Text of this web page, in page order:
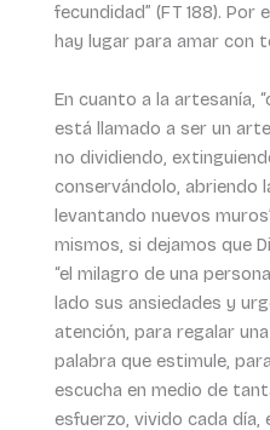
fecundidad” (FT 188). Por
hay lugar para amar con
En cuanto a la artesanía,
está llamado a ser un
no dividiendo,
conservándolo, abriendo
levantando nuevos
mismos, si dejamos que
“el milagro de una
lado sus ansiedades y
atención, para regalar
palabra que estimule,
escucha en medio de
esfuerzo, vivido cada día,